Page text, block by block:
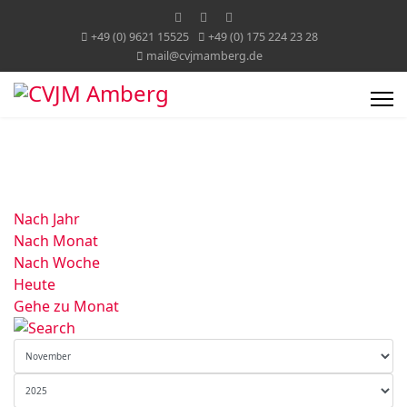
+49 (0) 9621 15525
+49 (0) 175 224 23 28
mail@cvjmamberg.de
Nach Jahr
Nach Monat
Nach Woche
Heute
Gehe zu Monat